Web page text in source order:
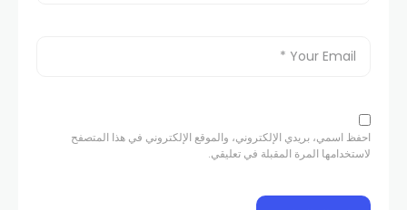
احفظ اسمي، بريدي الإلكتروني، والموقع الإلكتروني في هذا المتصفح
لاستخدامها المرة المقبلة في تعليقي.